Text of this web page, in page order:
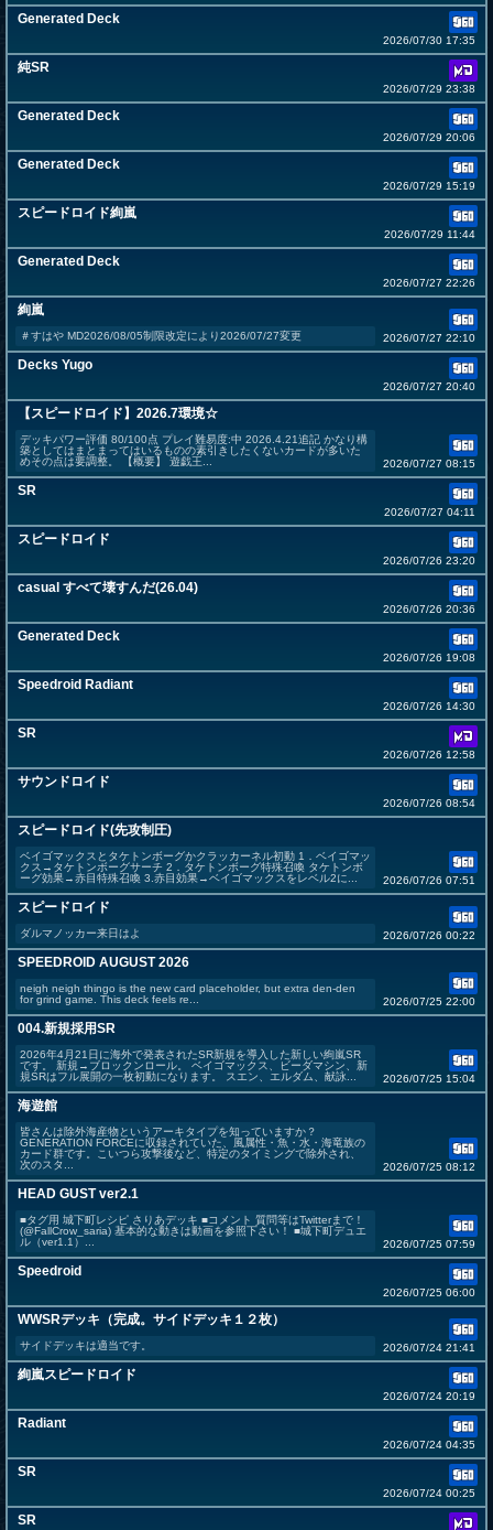
Generated Deck
2026/07/30 17:35
純SR
2026/07/29 23:38
Generated Deck
2026/07/29 20:06
Generated Deck
2026/07/29 15:19
スピードロイド絢嵐
2026/07/29 11:44
Generated Deck
2026/07/27 22:26
絢嵐
＃すはや MD2026/08/05制限改定により2026/07/27変更 2026/07/27 22:10
Decks Yugo
2026/07/27 20:40
【スピードロイド】2026.7環境☆
デッキパワー評価 80/100点 プレイ難易度:中 2026.4.21追記 かなり構
築としてはまとまってはいるものの素引きしたくないカードが多いた
めその点は要調整。 【概要】 遊戯王...
2026/07/27 08:15
SR
2026/07/27 04:11
スピードロイド
2026/07/26 23:20
casual すべて壊すんだ(26.04)
2026/07/26 20:36
Generated Deck
2026/07/26 19:08
Speedroid Radiant
2026/07/26 14:30
SR
2026/07/26 12:58
サウンドロイド
2026/07/26 08:54
スピードロイド(先攻制圧)
ベイゴマックスとタケトンボーグかクラッカーネル初動 1．ベイゴマッ
クス→タケトンボーグサーチ 2．タケトンボーグ特殊召喚 タケトンボ
ーグ効果→赤目特殊召喚 3.赤目効果→ベイゴマックスをレベル2に...
2026/07/26 07:51
スピードロイド
ダルマノッカー来日はよ 2026/07/26 00:22
SPEEDROID AUGUST 2026
neigh neigh thingo is the new card placeholder, but extra den-den
for grind game. This deck feels re...
2026/07/25 22:00
004.新規採用SR
2026年4月21日に海外で発表されたSR新規を導入した新しい絢嵐SR
です。 新規→ブロックンロール。 ベイゴマックス、ビーダマシン、新
規SRはフル展開の一枚初動になります。 スエン、エルダム、献詠...
2026/07/25 15:04
海遊館
皆さんは除外海産物というアーキタイプを知っていますか？
GENERATION FORCEに収録されていた、風属性・魚・水・海竜族の
カード群です。こいつら攻撃後など、特定のタイミングで除外され、
次のスタ...
2026/07/25 08:12
HEAD GUST ver2.1
■タグ用 城下町レシピ さりあデッキ ■コメント 質問等はTwitterまで！
(@FallCrow_saria) 基本的な動きは動画を参照下さい！ ■城下町デュエ
ル（ver1.1）...
2026/07/25 07:59
Speedroid
2026/07/25 06:00
WWSRデッキ（完成。サイドデッキ１２枚）
サイドデッキは適当です。 2026/07/24 21:41
絢嵐スピードロイド
2026/07/24 20:19
Radiant
2026/07/24 04:35
SR
2026/07/24 00:25
SR